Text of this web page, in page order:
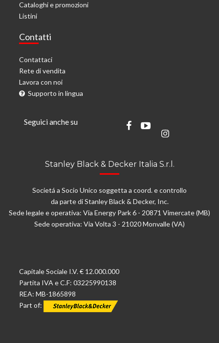
Cataloghi e promozioni
Listini
Contatti
Contattaci
Rete di vendita
Lavora con noi
Supporto in lingua
Seguici anche su
Stanley Black & Decker Italia S.r.l.
Societá a Socio Unico soggetta a coord. e controllo
da parte di Stanley Black & Decker, Inc.
Sede legale e operativa: Via Energy Park 6 - 20871 Vimercate (MB)
Sede operativa: Via Volta 3 - 21020 Monvalle (VA)
Capitale Sociale I.V. € 12.000.000
Partita IVA e C.F: 03225990138
REA: MB-1865898
Part of: